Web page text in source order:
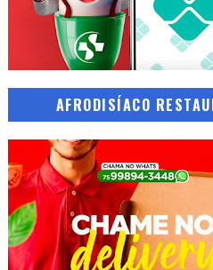
AFRODISÍACO